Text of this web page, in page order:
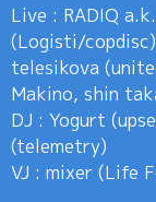
Live : RADIQ
(Logisti/
telesikova
Makino, shin
DJ : Yogurt
(telemetry)
VJ : mixer (Life